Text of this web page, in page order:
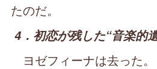
たのだ。
4．初恋が残した“音楽的
ヨゼフィーナは去った